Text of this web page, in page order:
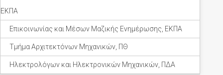
ΕΚΠΑ
Επικοινωνίας και Μέσων Μαζικής Ενημέρωσης, ΕΚΠΑ
Τμήμα Αρχιτεκτόνων Μηχανικών, ΠΘ
Ηλεκτρολόγων και Ηλεκτρονικών Μηχανικών, ΠΔΑ